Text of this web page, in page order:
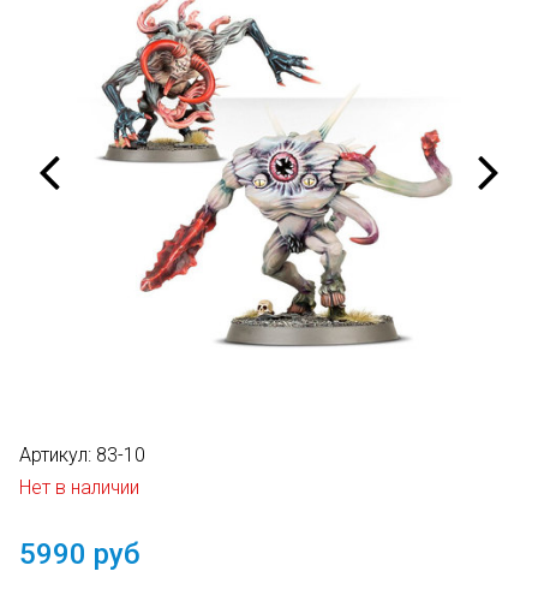
Артикул: 83-10
Нет в наличии
5990 руб